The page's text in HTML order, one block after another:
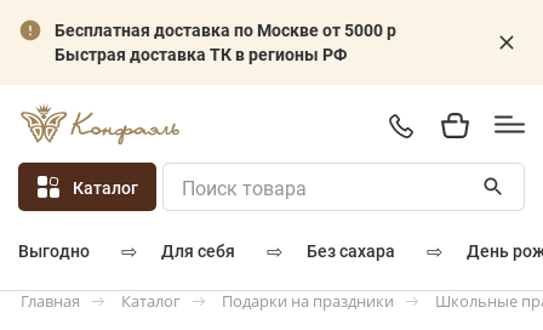
Бесплатная доставка по Москве от 5000 р
Быстрая доставка ТК в регионы РФ
Каталог
выгодно ⇨ для себя ⇨ без сахара ⇨ день
Главная Каталог Подарки на праздники Школьные